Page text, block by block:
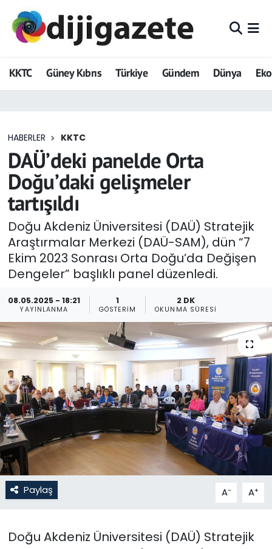
KKTC Güney Kıbrıs Türkiye Gündem Dünya
HABERLER KKTC
DAÜ’deki panelde Orta
Doğu’daki gelişmeler
tartışıldı
Doğu Akdeniz Üniversitesi (DAÜ) Stratejik
Araştırmalar Merkezi (DAÜ-SAM), dün “7
Ekim 2023 Sonrası Orta Doğu’da Değişen
Dengeler” başlıklı panel düzenledi.
08.05.2025 - 18:21
YAYINLANMA
1
GÖSTERIM
2 DK
OKUNMA SÜRESI
Paylaş A- A+
Doğu Akdeniz Üniversitesi (DAÜ) Stratejik
ADVERTORIAL
Dijigazete
Eğitim
Ekonomi
Foto Galeri
GEZİ
Güncel
Gündem
KKTC
KKTC YEREL SEÇİM 2018
Kültür Sanat
Magazin
Moda
Nöbetçi Eczaneler
Politika
Hava Durumu
Trafik Durumu
Tüm Manşetler
Son Dakika Haberleri
Haber Arşivi